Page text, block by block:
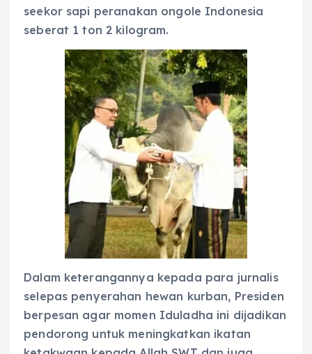
seekor sapi peranakan ongole Indonesia
seberat 1 ton 2 kilogram.
Dalam keterangannya kepada para jurnalis
selepas penyerahan hewan kurban, Presiden
berpesan agar momen Iduladha ini dijadikan
pendorong untuk meningkatkan ikatan